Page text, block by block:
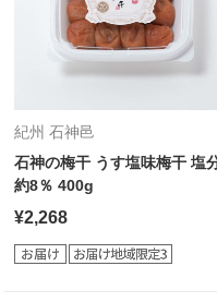
紀州 石神邑
石神の梅干 うす塩味梅干 塩
約8％ 400g
¥2,268